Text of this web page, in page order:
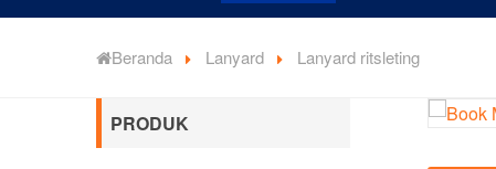
Beranda Lanyard Lanyard ritsleting
PRODUK